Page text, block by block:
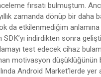
fırsatı bulmuştum.
zamanda dönüp bir daha
da etkilenmediğim
SDK’yı indirdikten sonra
test edecek cihaz
motivasyon düşüklüğünün
Android Market’lerde yer